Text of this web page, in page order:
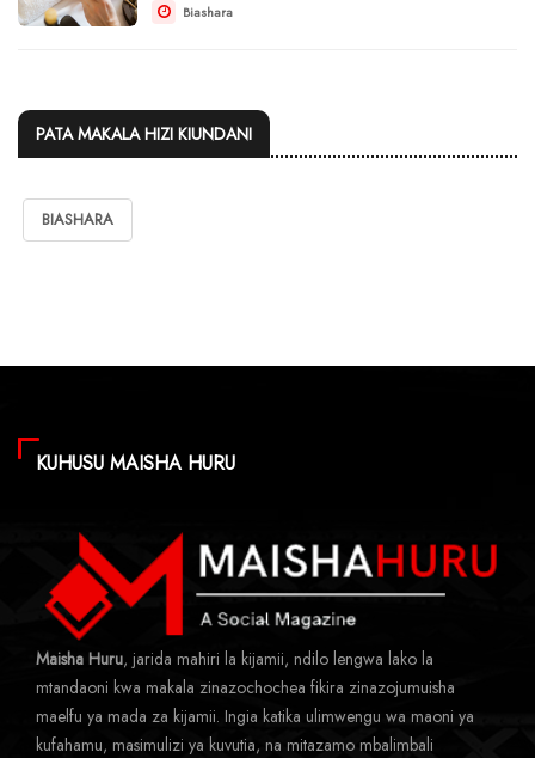
Biashara
PATA MAKALA HIZI KIUNDANI
BIASHARA
KUHUSU MAISHA HURU
Maisha Huru, jarida mahiri la kijamii, ndilo lengwa lako la
mtandaoni kwa makala zinazochochea fikira zinazojumuisha
maelfu ya mada za kijamii. Ingia katika ulimwengu wa maoni ya
kufahamu, masimulizi ya kuvutia, na mitazamo mbalimbali